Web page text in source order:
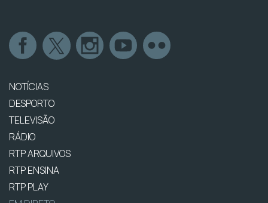
NOTÍCIAS
DESPORTO
TELEVISÃO
RÁDIO
RTP ARQUIVOS
RTP ENSINA
RTP PLAY